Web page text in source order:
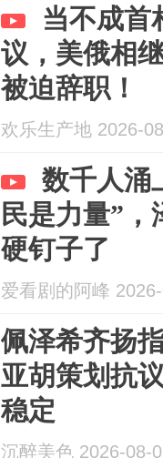
当不成首
议，美俄相
被迫辞职！
欢乐生产地 2026-
数千人涌
民是力量”
硬钉子了
爱看剧的阿峰
佩泽希齐扬
亚胡策划抗
稳定
沉醉美色 2026-08-